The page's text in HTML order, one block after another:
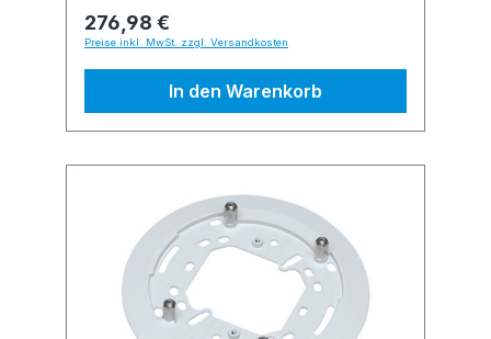
276,98 €
Preise inkl. MwSt. zzgl. Versandkosten
In den Warenkorb